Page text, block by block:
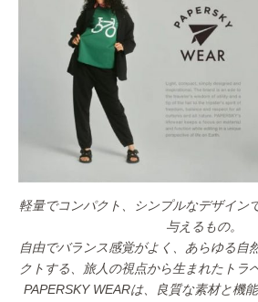
軽量でコンパクト、シンプルなデザイン
与えるもの。
自由でバランス感覚がよく、あらゆる自
クトする、旅人の視点から生まれたトラ
PAPERSKY WEARは、良質な素材と機